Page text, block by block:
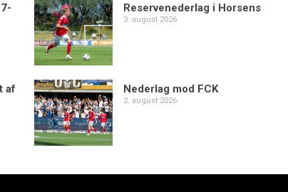
Reservenederlag i Horsens
3. august 2026
af
Nederlag mod FCK
2. august 2026